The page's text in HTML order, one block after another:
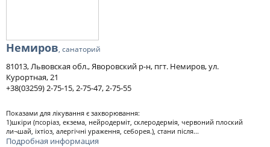
Немиров, санаторий
81013, Львовская обл., Яворовский р-н, пгт. Немиров, ул.
Курортная, 21
+38(03259) 2-75-15, 2-75-47, 2-75-55
Показами для лікування є захворювання:
1)шкіри (псоріаз, екзема, нейродерміт, склеродермія, червоний плоский
ли¬шай, іхтіоз, алергічні ураження, себорея.), стани після...
Подробная информация